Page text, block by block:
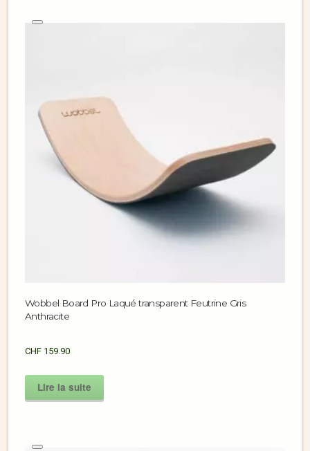
Wobbel Board Pro Laqué transparent Feutrine Gris
Anthracite
CHF 159.90
Lire la suite